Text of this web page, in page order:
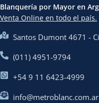
Blanquería por Mayor en
Venta Online en todo el país.
Santos Dumont 4671 -
(011) 4951-9794
+54 9 11 6423-4999
info@metroblanc.com.ar